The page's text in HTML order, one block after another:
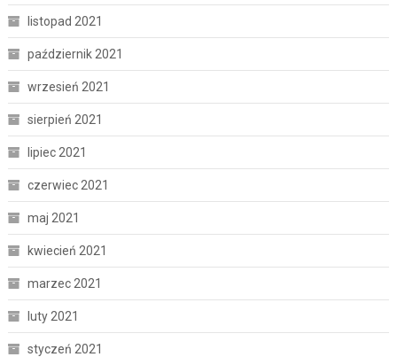
listopad 2021
październik 2021
wrzesień 2021
sierpień 2021
lipiec 2021
czerwiec 2021
maj 2021
kwiecień 2021
marzec 2021
luty 2021
styczeń 2021